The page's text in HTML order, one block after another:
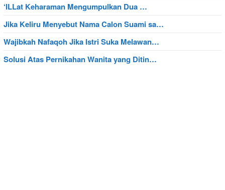
‘ILLat Keharaman Mengumpulkan Dua …
Jika Keliru Menyebut Nama Calon Suami sa…
Wajibkah Nafaqoh Jika Istri Suka Melawan…
Solusi Atas Pernikahan Wanita yang Ditin…